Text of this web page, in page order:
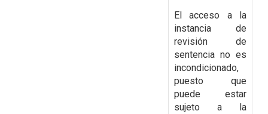
El acceso a la
instancia de
revisión de
sentencia no es
incondicionado,
puesto que
puede estar
sujeto a la